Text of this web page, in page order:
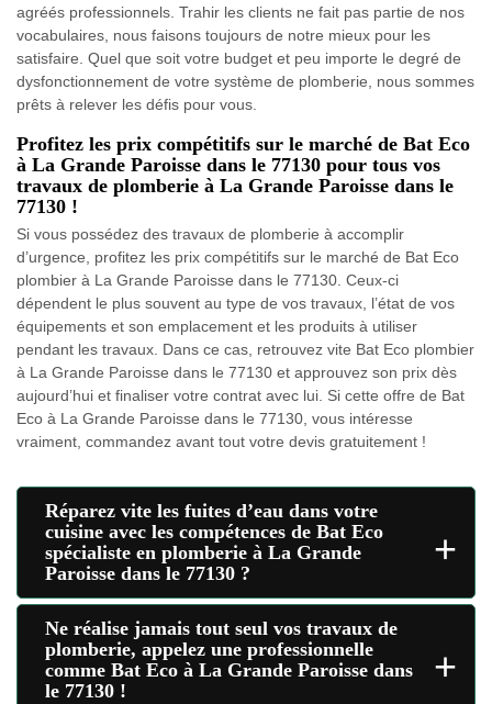
agréés professionnels. Trahir les clients ne fait pas partie de nos
vocabulaires, nous faisons toujours de notre mieux pour les
satisfaire. Quel que soit votre budget et peu importe le degré de
dysfonctionnement de votre système de plomberie, nous sommes
prêts à relever les défis pour vous.
Profitez les prix compétitifs sur le marché de Bat Eco
à La Grande Paroisse dans le 77130 pour tous vos
travaux de plomberie à La Grande Paroisse dans le
77130 !
Si vous possédez des travaux de plomberie à accomplir
d’urgence, profitez les prix compétitifs sur le marché de Bat Eco
plombier à La Grande Paroisse dans le 77130. Ceux-ci
dépendent le plus souvent au type de vos travaux, l’état de vos
équipements et son emplacement et les produits à utiliser
pendant les travaux. Dans ce cas, retrouvez vite Bat Eco plombier
à La Grande Paroisse dans le 77130 et approuvez son prix dès
aujourd’hui et finaliser votre contrat avec lui. Si cette offre de Bat
Eco à La Grande Paroisse dans le 77130, vous intéresse
vraiment, commandez avant tout votre devis gratuitement !
Réparez vite les fuites d’eau dans votre
cuisine avec les compétences de Bat Eco
spécialiste en plomberie à La Grande
Paroisse dans le 77130 ?
+
Ne réalise jamais tout seul vos travaux de
plomberie, appelez une professionnelle
comme Bat Eco à La Grande Paroisse dans
le 77130 !
+